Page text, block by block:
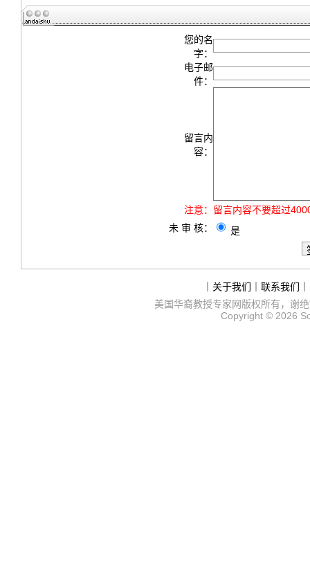
您的名
字：
电子邮
件：
留言内
容：
注意： 留言内容不要超过
未 审 核：
是
关于我们 联系我们
美国华裔教授专家网版权所有，谢
Copyright © 2026